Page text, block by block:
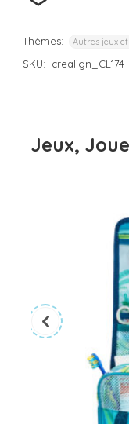
Thèmes: Autres jeux
SKU: crealign_CL174
Jeux,